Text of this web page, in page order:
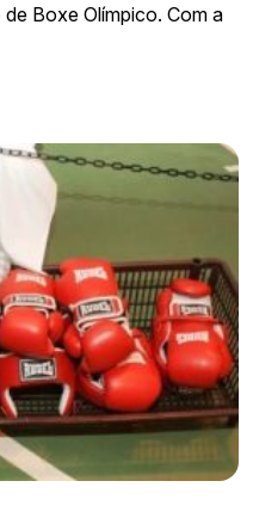
Boxe Olímpico. Com a